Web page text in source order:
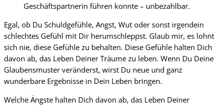
Geschäftspartnerin führen konnte – unbezahlbar.
Egal, ob Du Schuldgefühle, Angst, Wut oder sonst irgendein
schlechtes Gefühl mit Dir herumschleppst. Glaub mir, es lohnt
sich nie, diese Gefühle zu behalten. Diese Gefühle halten Dich
davon ab, das Leben Deiner Träume zu leben. Wenn Du Deine
Glaubensmuster veränderst, wirst Du neue und ganz
wunderbare Ergebnisse in Dein Leben bringen.
Welche Ängste halten Dich davon ab, das Leben Deiner